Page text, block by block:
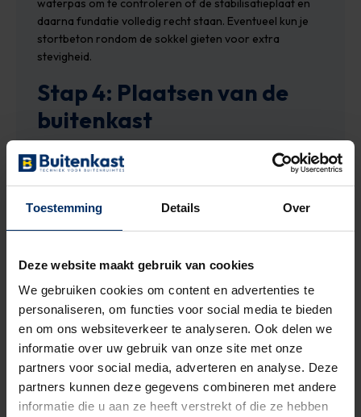
Toestemming Details Over
Deze website maakt gebruik van cookies
We gebruiken cookies om content en advertenties te
personaliseren, om functies voor social media te bieden
en om ons websiteverkeer te analyseren. Ook delen we
informatie over uw gebruik van onze site met onze
partners voor social media, adverteren en analyse. Deze
partners kunnen deze gegevens combineren met andere
informatie die u aan ze heeft verstrekt of die ze hebben
waterpas om te controleren of de stabilisatieplaat en
daarna fundatie volledig recht staan. Eventueel kun je
stortbeton rondom de sokkel gieten voor extra
stevigheid.
Stap 4: Plaatsen van de
buitenkast
Plaats de straatkast op de fundatie en bevestig deze
belangrijk om ervoor te zorgen dat de kast stevig is
vastgezet en bestand is tegen weersinvloeden.
Stap 5: Kabelinvoer en
aansluiting
Leid de kabels via de fundatie en zorg ervoor dat deze
correct worden aangesloten. Gebruik indien nodig
waterdichte wartelsbij eenIP66-straatkast om de